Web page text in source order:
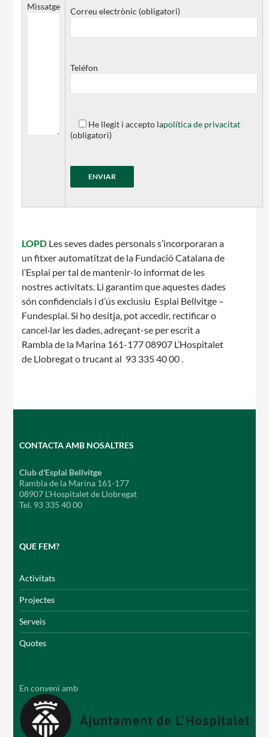
Missatge Correu electrònic (obligatori)
Teléfon
He llegit i accepto lapolítica de privacitat
(obligatori)
LOPD Les seves dades personals s’incorporaran a
un fitxer automatitzat de la Fundació Catalana de
l’Esplai per tal de mantenir-lo informat de les
nostres activitats. Li garantim que aquestes dades
són confidencials i d’ús exclusiu Esplai Bellvitge –
Fundesplai. Si ho desitja, pot accedir, rectificar o
cancel·lar les dades, adreçant-se per escrit a
Rambla de la Marina 161-177 08907 L’Hospitalet
de Llobregat o trucant al 93 335 40 00 .
CONTACTA AMB NOSALTRES
Club d'Esplai Bellvitge
Rambla de la Marina 161-177
08907 L'Hospitalet de Llobregat
Tel. 93 335 40 00
QUE FEM?
Activitats
Projectes
Serveis
Quotes
En conveni amb
Proposta educativa
Diari de la Fundació
COL·LABORA
Fes voluntariat
Fes un donatiu
Treballa amb nosaltres